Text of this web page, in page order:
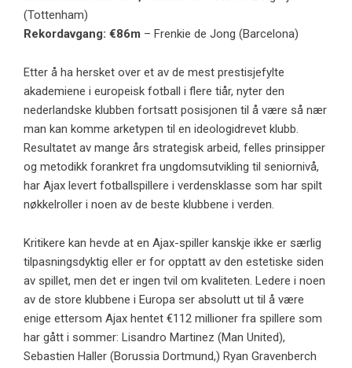
(Tottenham)
Rekordavgang: €86m – Frenkie de Jong (Barcelona)
Etter å ha hersket over et av de mest prestisjefylte
akademiene i europeisk fotball i flere tiår, nyter den
nederlandske klubben fortsatt posisjonen til å være så nær
man kan komme arketypen til en ideologidrevet klubb.
Resultatet av mange års strategisk arbeid, felles prinsipper
og metodikk forankret fra ungdomsutvikling til seniornivå,
har Ajax levert fotballspillere i verdensklasse som har spilt
nøkkelroller i noen av de beste klubbene i verden.
Kritikere kan hevde at en Ajax-spiller kanskje ikke er særlig
tilpasningsdyktig eller er for opptatt av den estetiske siden
av spillet, men det er ingen tvil om kvaliteten. Ledere i noen
av de store klubbene i Europa ser absolutt ut til å være
enige ettersom Ajax hentet €112 millioner fra spillere som
har gått i sommer: Lisandro Martinez (Man United),
Sebastien Haller (Borussia Dortmund,) Ryan Gravenberch